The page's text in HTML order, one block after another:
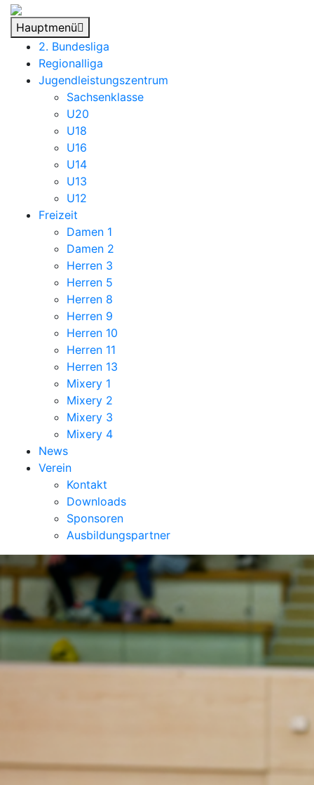
Hauptmenü
2. Bundesliga
Regionalliga
Jugendleistungszentrum
Sachsenklasse
U20
U18
U16
U14
U13
U12
Freizeit
Damen 1
Damen 2
Herren 3
Herren 5
Herren 8
Herren 9
Herren 10
Herren 11
Herren 13
Mixery 1
Mixery 2
Mixery 3
Mixery 4
News
Verein
Kontakt
Downloads
Sponsoren
Ausbildungspartner